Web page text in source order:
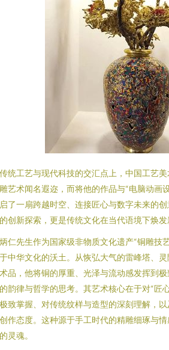
统工艺与现代科技的交汇点上，中国工艺
艺术闻名遐迩，而将他的作品与“电脑动画
了一扇跨越时空、连接匠心与数字未来的
创新探索，更是传统文化在当代语境下焕发
仁先生作为国家级非物质文化遗产“铜雕技
中华文化的沃土。从恢弘大气的雷峰塔、
品，他将铜的厚重、光泽与流动感发挥到
韵律与哲学的思考。其艺术核心在于对“
致掌握、对传统纹样与造型的深刻理解，
作态度。这种源于手工时代的精雕细琢与
灵魂。